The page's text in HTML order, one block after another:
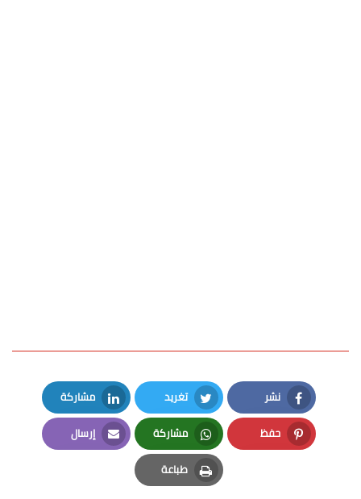
نشر
Facebook
تغريد
Twitter
مشاركة
LinkedIn
حفظ
Pinterest
مشاركة
Whatsapp
إرسال
Email
طباعة
Print